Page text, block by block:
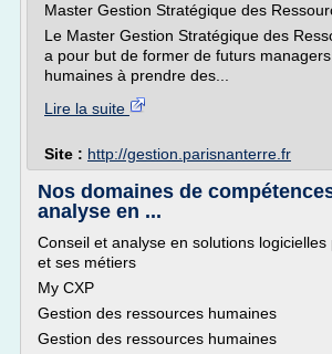
Master Gestion Stratégique des
Le Master Gestion Stratégique des
a pour but de former de futurs
humaines à prendre des...
Lire la suite
Site : http://gestion.parisnanterre.fr
Nos domaines de
analyse en ...
Conseil et analyse en solutions
et ses métiers
My CXP
Gestion des ressources humaines
Gestion des ressources humaines